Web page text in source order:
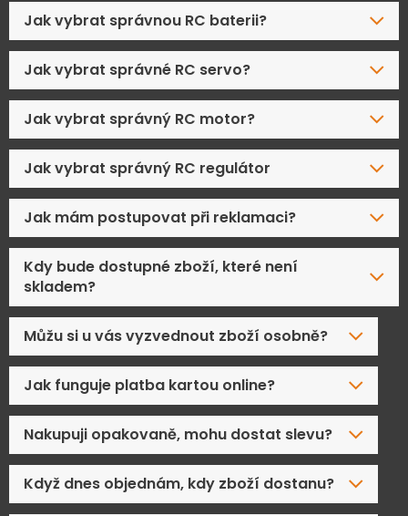
Jak vybrat správnou RC baterii?
Jak vybrat správné RC servo?
Jak vybrat správný RC motor?
Jak vybrat správný RC regulátor
Jak mám postupovat při reklamaci?
Kdy bude dostupné zboží, které není
skladem?
Můžu si u vás vyzvednout zboží osobně?
Jak funguje platba kartou online?
Nakupuji opakovaně, mohu dostat slevu?
Když dnes objednám, kdy zboží dostanu?